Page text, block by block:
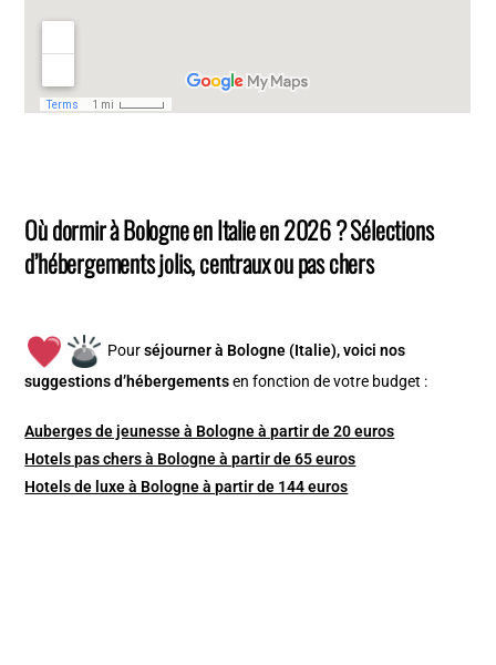
Où dormir à Bologne en Italie en 2026 ? Sélections
d’hébergements jolis, centraux ou pas chers
Pourséjourner à Bologne (Italie), voici nos
suggestions d’hébergements en fonction de votre budget :
Auberges de jeunesse à Bologne à partir de 20 euros
Hotels pas chers à Bologne à partir de 65 euros
Hotels de luxe à Bologne à partir de 144 euros